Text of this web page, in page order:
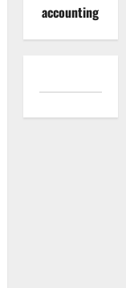
accounting